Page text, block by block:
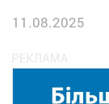
11.08.2025